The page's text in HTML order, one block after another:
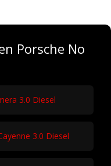
Porsche No
3.0 Diesel
3.0 Diesel